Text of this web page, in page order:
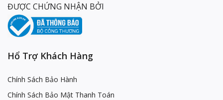
ĐƯỢC CHỨNG NHẬN BỞI
Hổ Trợ Khách Hàng
Chính Sách Bảo Hành
Chính Sách Bảo Mật Thanh Toán